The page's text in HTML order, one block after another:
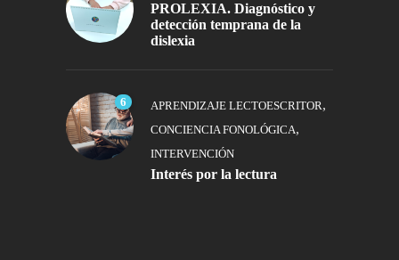
PROLEXIA. Diagnóstico y
detección temprana de la
dislexia
6 APRENDIZAJE LECTOESCRITOR,
CONCIENCIA FONOLÓGICA,
INTERVENCIÓN
Interés por la lectura